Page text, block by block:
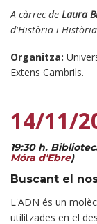
A càrrec de Laura
d'Història i
Organitza:
Extens Cambrils.
14/11/
19:30 h.
Móra d'Ebre)
Buscant el
L'ADN és un
utilitzades en el